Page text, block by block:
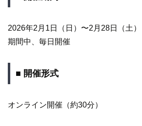
2026年2月1日（日）〜2月28日（土）
期間中、毎日開催
■ 開催形式
オンライン開催（約30分）